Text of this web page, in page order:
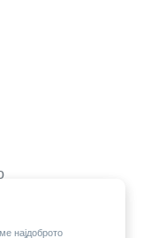
најдоброто